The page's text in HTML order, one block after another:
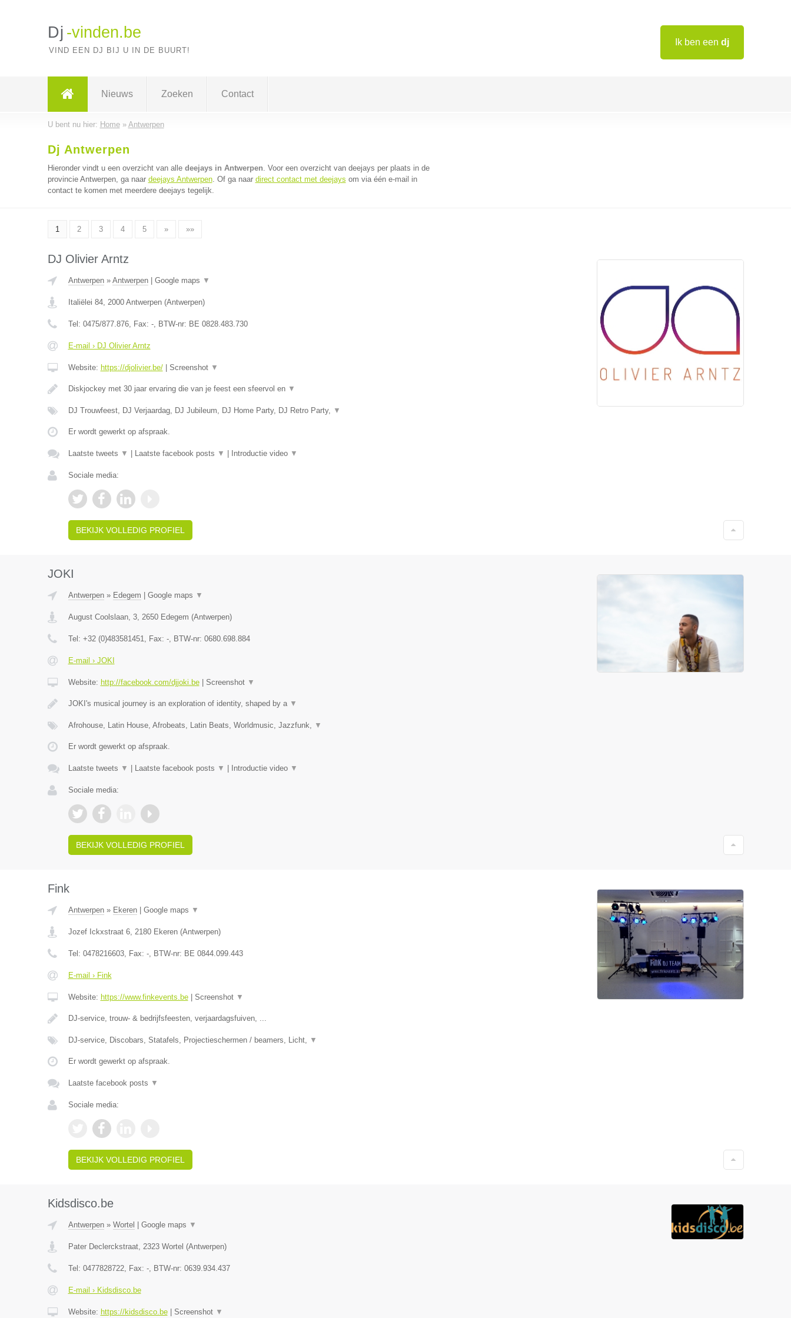
Ik ben een dj
Dj -vinden.be
VIND EEN DJ BIJ U IN DE BUURT!
Nieuws Zoeken Contact
U bent nu hier: Home» Antwerpen
Dj Antwerpen
Hieronder vindt u een overzicht van alle deejays in Antwerpen. Voor een overzicht van deejays per plaats in de
provincie Antwerpen, ga naar deejays Antwerpen. Of ga naar direct contact met deejays om via één e-mail in
contact te komen met meerdere deejays tegelijk.
1 2 3 4 5 » »»
DJ Olivier Arntz
Antwerpen» Antwerpen| Google maps ▼
Italiëlei 84, 2000 Antwerpen(Antwerpen)
Tel: 0475/877.876, Fax: -, BTW-nr: BE 0828.483.730
E-mail › DJ Olivier Arntz
Website: https://djolivier.be/| Screenshot ▼
Diskjockey met 30 jaar ervaring die van je feest een sfeervol en ▼
DJ Trouwfeest, DJ Verjaardag, DJ Jubileum, DJ Home Party, DJ Retro Party, ▼
Er wordt gewerkt op afspraak.
Laatste tweets ▼ Laatste facebook posts ▼ Introductie video ▼
Sociale media:
BEKIJK VOLLEDIG PROFIEL
JOKI
Antwerpen» Edegem Google maps ▼
August Coolslaan, 3, 2650 Edegem (Antwerpen)
Tel: +32 (0)483581451, Fax: -, BTW-nr: 0680.698.884
E-mail › JOKI
Website: http://facebook.com/djjoki.be| Screenshot ▼
JOKI's musical journey is an exploration of identity, shaped by a ▼
Afrohouse, Latin House, Afrobeats, Latin Beats, Worldmusic, Jazzfunk, ▼
Er wordt gewerkt op afspraak.
Laatste tweets ▼ Laatste facebook posts ▼ Introductie video ▼
Sociale media:
BEKIJK VOLLEDIG PROFIEL
Fink
Antwerpen» Ekeren| Google maps ▼
Jozef Ickxstraat 6, 2180 Ekeren(Antwerpen)
Tel: 0478216603, Fax: -, BTW-nr: BE 0844.099.443
E-mail › Fink
Website: https://www.finkevents.be| Screenshot ▼
DJ-service, trouw- & bedrijfsfeesten, verjaardagsfuiven, ...
DJ-service, Discobars, Statafels, Projectieschermen / beamers, Licht, ▼
Er wordt gewerkt op afspraak.
Laatste facebook posts ▼
Sociale media:
BEKIJK VOLLEDIG PROFIEL
Kidsdisco.be
Antwerpen» Wortel Google maps ▼
Pater Declerckstraat, 2323 Wortel (Antwerpen)
Tel: 0477828722, Fax: -, BTW-nr: 0639.934.437
E-mail › Kidsdisco.be
Website: https://kidsdisco.be| Screenshot ▼